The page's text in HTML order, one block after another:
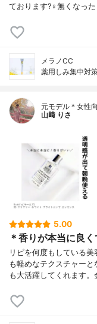
ております?‍♀️無くなっ
メラノCC
薬用しみ集中対
元モデル＊女性
山﨑 りさ
5.00
＊香りが本当に良
リピを何度もしている
も軽めなテクスチャー
も大活躍してくれます